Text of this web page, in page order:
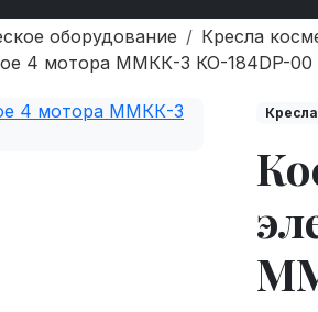
оборудование
Кресла
4 мотора ММКК-3 КО-184DP-00
Кресла